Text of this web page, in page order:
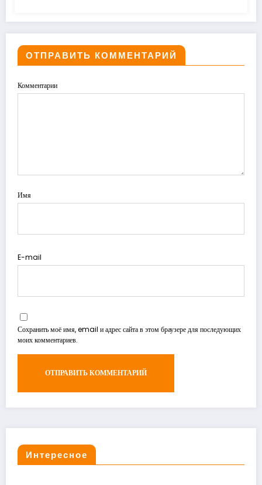
ОТПРАВИТЬ КОММЕНТАРИЙ
Комментарии
Имя
E-mail
Сохранить моё имя, email и адрес сайта в этом браузере для последующих
моих комментариев.
Интересное